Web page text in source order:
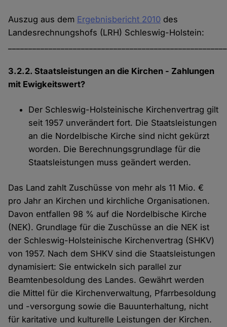
Auszug aus dem Ergebnisbericht 2010 des
Landesrechnungshofs (LRH) Schleswig-Holstein:
3.2.2. Staatsleistungen an die Kirchen - Zahlungen
mit Ewigkeitswert?
Der Schleswig-Holsteinische Kirchenvertrag gilt
seit 1957 unverändert fort. Die Staatsleistungen
an die Nordelbische Kirche sind nicht gekürzt
worden. Die Berechnungsgrundlage für die
Staatsleistungen muss geändert werden.
Das Land zahlt Zuschüsse von mehr als 11 Mio. €
pro Jahr an Kirchen und kirchliche Organisationen.
Davon entfallen 98 % auf die Nordelbische Kirche
(NEK). Grundlage für die Zuschüsse an die NEK ist
der Schleswig-Holsteinische Kirchenvertrag (SHKV)
von 1957. Nach dem SHKV sind die Staatsleistungen
dynamisiert: Sie entwickeln sich parallel zur
Beamtenbesoldung des Landes. Gewährt werden
die Mittel für die Kirchenverwaltung, Pfarrbesoldung
und -versorgung sowie die Bauunterhaltung, nicht
für karitative und kulturelle Leistungen der Kirchen.